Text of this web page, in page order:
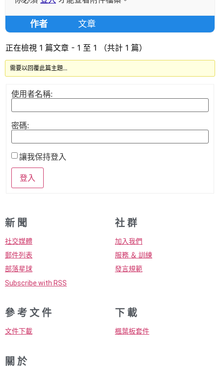
作者 文章
正在檢視 1 篇文章 - 1 至 1 （共計 1 篇）
需要以回覆此篇主題...
使用者名稱:
密碼:
讓我保持登入
登入
新 聞
社交媒體
郵件列表
部落星球
Subscribe with RSS
社 群
加入我們
服務 ＆ 訓練
發言規範
參 考 文 件
文件下載
下 載
楓葉板套件
關 於